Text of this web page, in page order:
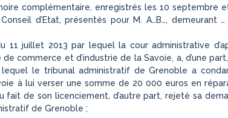
complémentaire, enregistrés les 10 septembre
d’Etat, présentés pour M. A…B…, demeurant
du 11 juillet 2013 par lequel la cour administrative
commerce et d’industrie de la Savoie, a, d’une
lequel le tribunal administratif de Grenoble a
à lui verser une somme de 20 000 euros en
fait de son licenciement, d’autre part, rejeté sa
de Grenoble ;